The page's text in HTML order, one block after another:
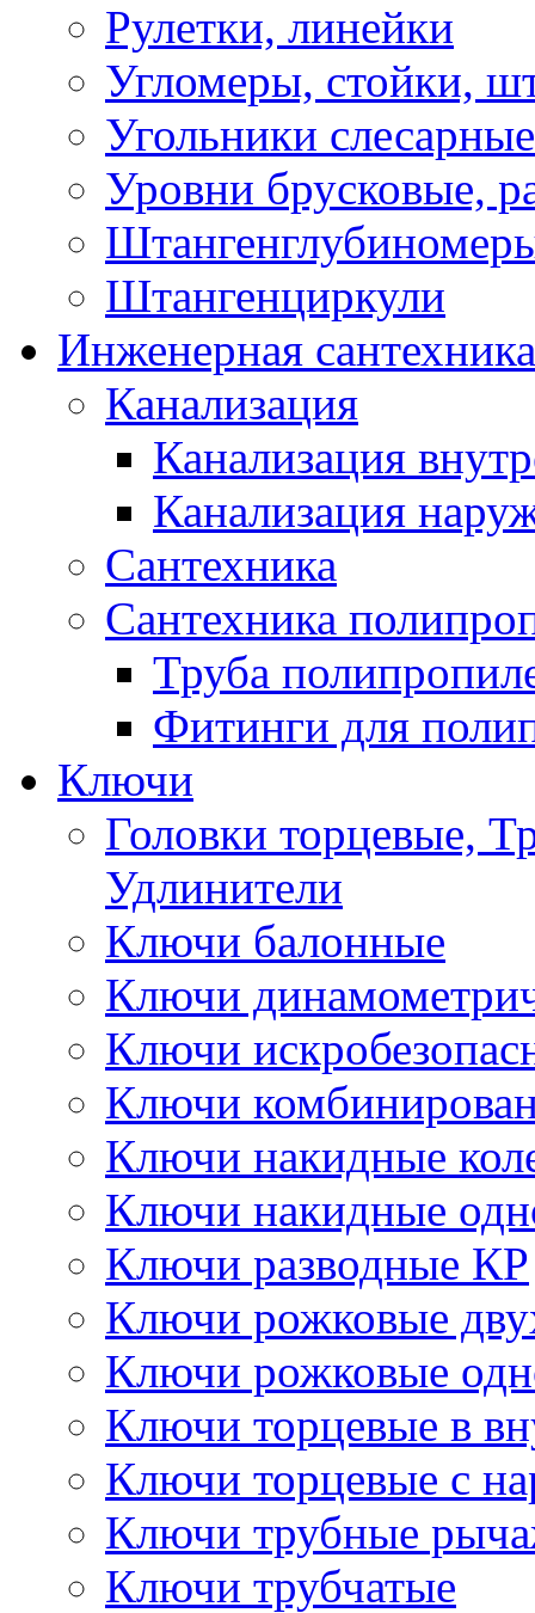
Рулетки, линейки
Угломеры, стойки,
Угольники слесарные
Уровни брусковые,
Штангенциркули
Инженерная сантехника
Канализация
Канализация
Канализация
Сантехника
Сантехника
Труба
Фитинги для
Ключи
Головки торцевые,
Удлинители
Ключи балонные
Ключи
Ключи
Ключи
Ключи накидные
Ключи накидные
Ключи разводные КР
Ключи рожковые
Ключи рожковые
Ключи торцевые в
Ключи торцевые с
Ключи трубные
Ключи трубчатые